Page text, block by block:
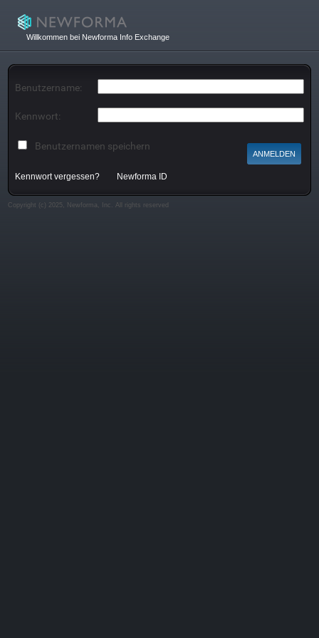
Willkommen bei Newforma Info Exchange
Benutzername:
Kennwort:
Benutzernamen speichern
Kennwort vergessen? Newforma ID
Copyright (c) 2025, Newforma, Inc. All rights reserved